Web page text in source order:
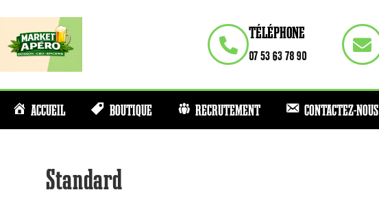
TÉLÉPHONE
07 53 63 78 90
ACCUEIL BOUTIQUE RECRUTEMENT CONTACTEZ-NOUS
Standard